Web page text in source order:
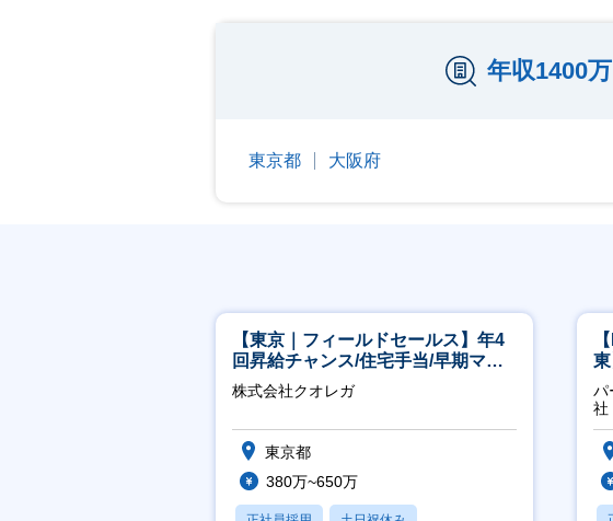
年収1400
東京都 大阪府
【東京｜フィールドセールス】年4
回昇給チャンス/住宅手当/早期マネ
ジメント機会あり！
株式会社クオレガ
東京都
380万~650万
パ
社